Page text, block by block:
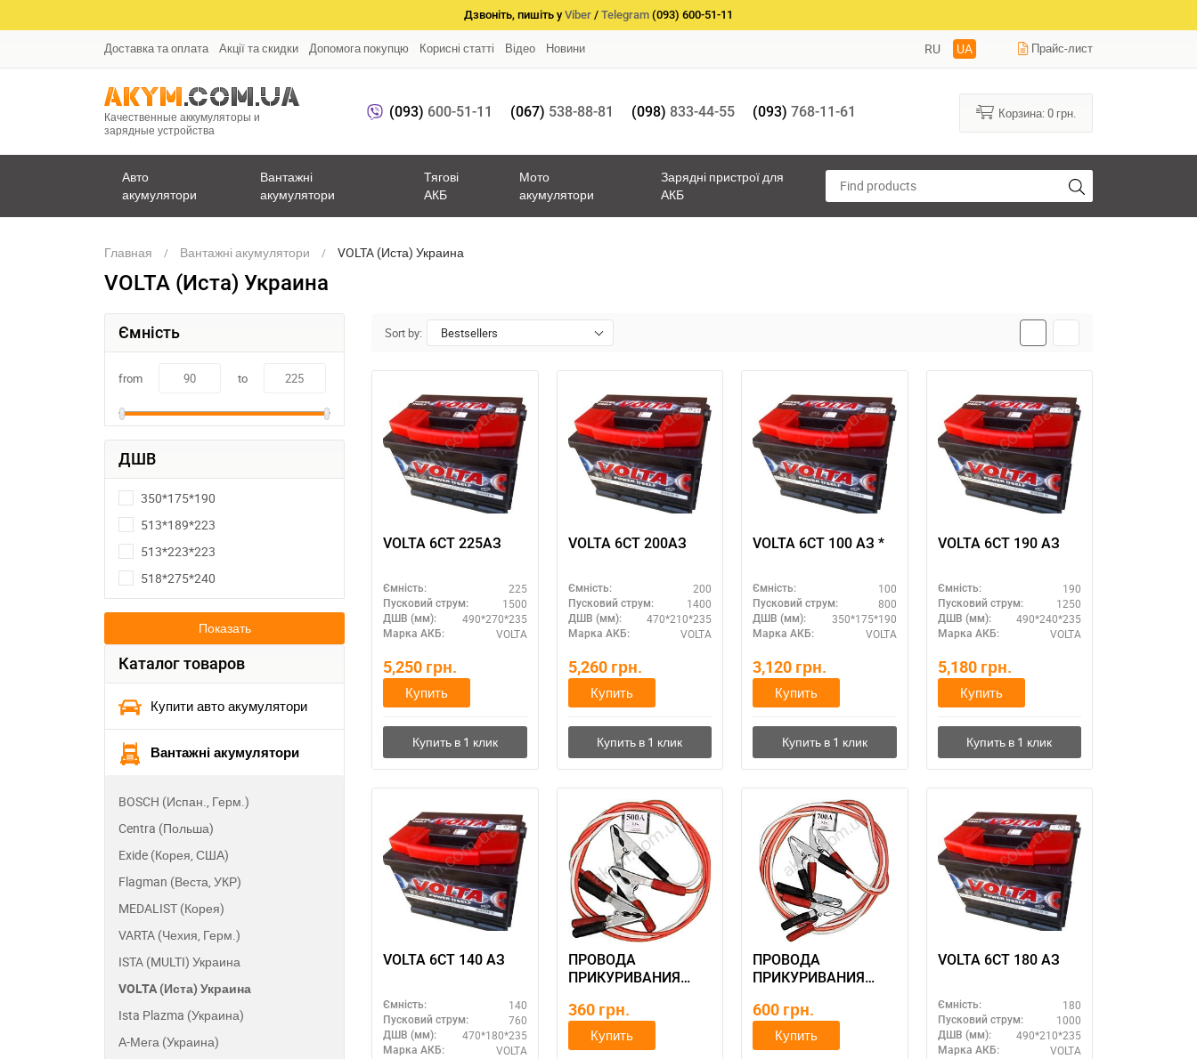
Дзвоніть, пишіть у Viber / Telegram (093) 600-51-11
Доставка та оплата Акції та скидки Допомога покупцю Корисні статті Відео Новини RU UA Прайс-лист
Качественные аккумуляторы и
зарядные устройства
(093) 600-51-11 (067) 538-88-81 (098) 833-44-55 (093) 768-11-61 Корзина:0 грн.
Авто
акумулятори
Вантажні
акумулятори
Тягові
АКБ
Мото
акумулятори
Зарядні пристрої для
АКБ
Главная Вантажні акумулятори VOLTA (Иста) Украина
VOLTA (Иста) Украина
Ємність
from to
ДШВ
350*175*190
513*189*223
513*223*223
518*275*240
Показать
Каталог товаров
Купити авто акумулятори
Вантажні акумулятори
BOSCH (Испан., Герм.)
Centra (Польша)
Exide (Корея, США)
Flagman (Веста, УКР)
MEDALIST (Корея)
VARTA (Чехия, Герм.)
ISTA (MULTI) Украина
VOLTA (Иста) Украина
Ista Plazma (Украина)
А-Мега (Украина)
Sort by: Bestsellers
VOLTA 6СТ 225АЗ
Ємність: 225
Пусковий струм: 1500
ДШВ (мм): 490*270*235
Марка АКБ: VOLTA
5,250 грн.
Купить
VOLTA 6СТ 200АЗ
Ємність: 200
Пусковий струм: 1400
ДШВ (мм): 470*210*235
Марка АКБ: VOLTA
5,260 грн.
Купить
VOLTA 6СТ 100 АЗ *
Ємність: 100
Пусковий струм: 800
ДШВ (мм): 350*175*190
Марка АКБ: VOLTA
3,120 грн.
Купить
VOLTA 6СТ 190 АЗ
Ємність: 190
Пусковий струм: 1250
ДШВ (мм): 490*240*235
Марка АКБ: VOLTA
5,180 грн.
Купить
VOLTA 6СТ 140 АЗ
Ємність: 140
Пусковий струм: 760
ДШВ (мм): 470*180*235
Марка АКБ: VOLTA
ПРОВОДА
ПРИКУРИВАНИЯ
горят при запуске
500, 2,2 м
360 грн.
Купить
ПРОВОДА
ПРИКУРИВАНИЯ
горят при запуске
700 ач, 3,2 м
600 грн.
Купить
VOLTA 6СТ 180 АЗ
Ємність: 180
Пусковий струм: 1000
ДШВ (мм): 490*210*235
Марка АКБ: VOLTA